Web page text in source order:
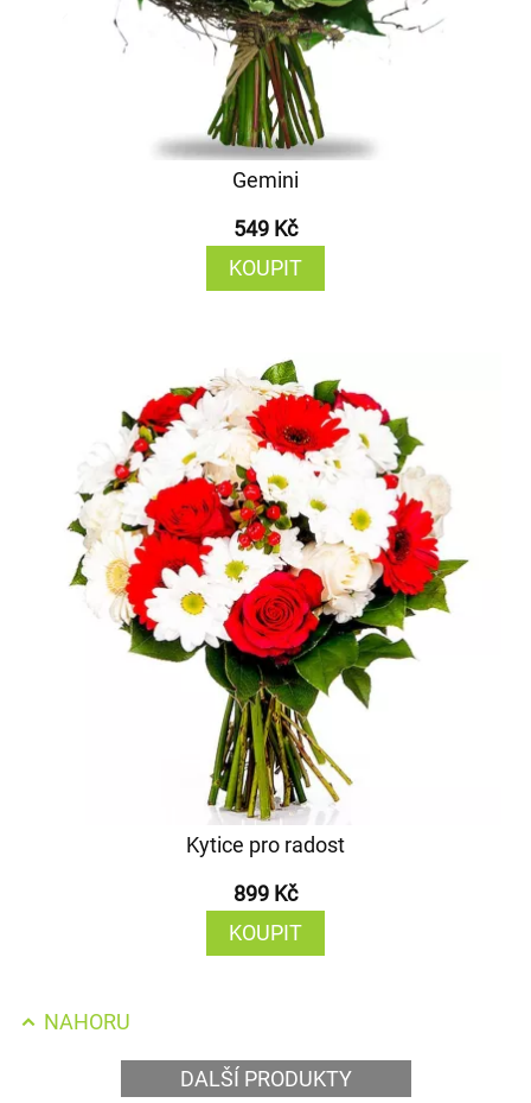
Gemini
549 Kč
KOUPIT
Kytice pro radost
899 Kč
KOUPIT
NAHORU
DALŠÍ PRODUKTY